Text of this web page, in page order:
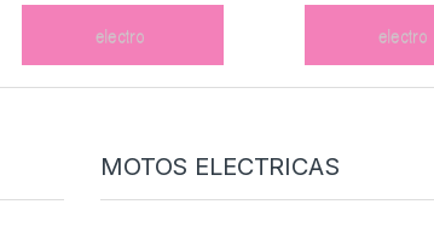
MOTOS ELECTRICAS